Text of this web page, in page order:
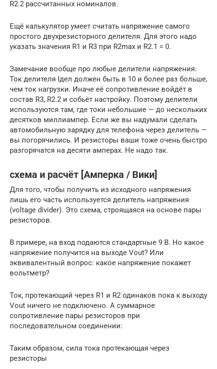
R2.2 рассчитанных номиналов.
Ещё калькулятор умеет считать напряжение самого
простого двухрезисторного делителя. Для этого надо
указать значения R1 и R3 при R2max и R2.1 = 0.
Замечание вообще про любые делители напряжения:
Ток делителя Iдел должен быть в 10 и более раз больше,
чем ток нагрузки. Иначе её сопротивление войдёт в
состав R3, R2.2 и собьёт настройку. Поэтому делители
используются там, где токи небольшие — до нескольких
десятков миллиампер. Если же вы надумали сделать
автомобильную зарядку для телефона через делитель —
вы погорячились. И резисторы ваши тоже очень быстро
разгорячатся на десяти амперах. Не надо так.
схема и расчёт [Амперка / Вики]
Для того, чтобы получить из исходного напряжения
лишь его часть используется делитель напряжения
(voltage divider). Это схема, строящаяся на основе пары
резисторов.
В примере, на вход подаются стандартные 9 В. Но какое
напряжение получится на выходе Vout? Или
эквивалентный вопрос: какое напряжение покажет
вольтметр?
Ток, протекающий через R1 и R2 одинаков пока к выходу
Vout ничего не подключено. А суммарное
сопротивление пары резисторов при
последовательном соединении:
Таким образом, сила тока протекающая через
резисторы